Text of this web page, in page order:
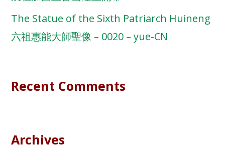
The Statue of the Sixth Patriarch Huineng
六祖惠能大師聖像 – 0020 – yue-CN
Recent Comments
Archives